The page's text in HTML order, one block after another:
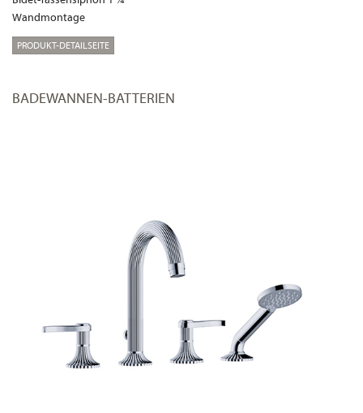
Wandmontage
PRODUKT-DETAILSEITE
BADEWANNEN-BATTERIEN